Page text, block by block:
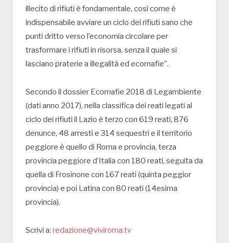
illecito di rifiuti è fondamentale, così come è
indispensabile avviare un ciclo dei rifiuti sano che
punti dritto verso l’economia circolare per
trasformare i rifiuti in risorsa, senza il quale si
lasciano praterie a illegalità ed ecomafie”.
Secondo il dossier Ecomafie 2018 di Legambiente
(dati anno 2017), nella classifica dei reati legati al
ciclo dei rifiuti il Lazio è terzo con 619 reati, 876
denunce, 48 arresti e 314 sequestri e il territorio
peggiore è quello di Roma e provincia, terza
provincia peggiore d’Italia con 180 reati, seguita da
quella di Frosinone con 167 reati (quinta peggior
provincia) e poi Latina con 80 reati (14esima
provincia).
Scrivi a: redazione@viviroma.tv